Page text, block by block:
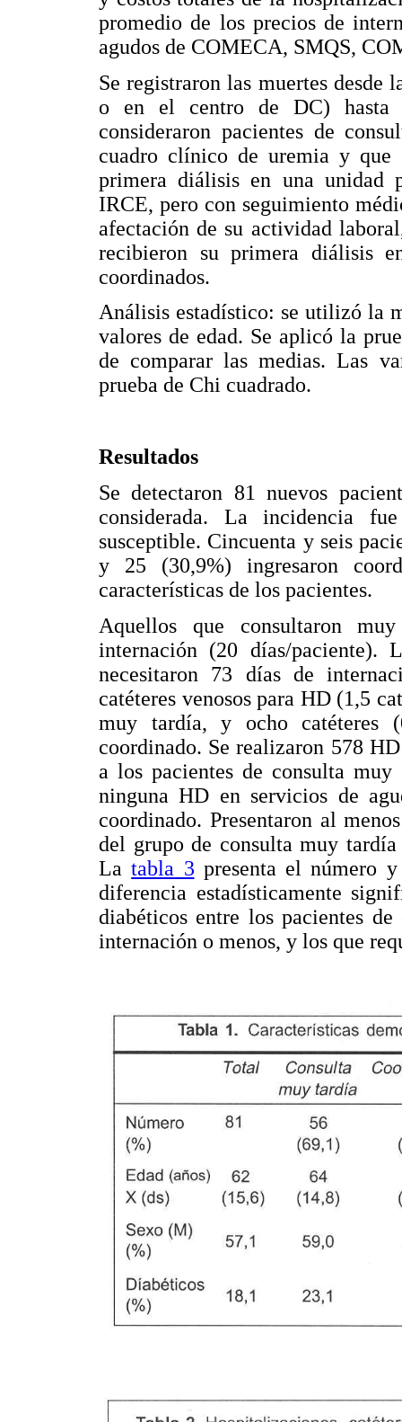
promedio de los precios de
agudos de COMECA, SMQS,
Se registraron las muertes desde
o en el centro de DC) hasta
consideraron pacientes de
cuadro clínico de uremia y
primera diálisis en una unidad
IRCE, pero con seguimiento
afectación de su actividad
recibieron su primera diálisis
coordinados.
Análisis estadístico: se utilizó la
valores de edad. Se aplicó la
de comparar las medias. Las
prueba de Chi cuadrado.
Resultados
Se detectaron 81 nuevos
considerada. La incidencia
susceptible. Cincuenta y seis
y 25 (30,9%) ingresaron
características de los pacientes.
Aquellos que consultaron
internación (20 días/paciente).
necesitaron 73 días de
catéteres venosos para HD (1,5
muy tardía, y ocho catéteres
coordinado. Se realizaron 578
a los pacientes de consulta
ninguna HD en servicios de
coordinado. Presentaron al
del grupo de consulta muy
Latabla 3 presenta el número
diferencia estadísticamente
diabéticos entre los pacientes
internación o menos, y los que